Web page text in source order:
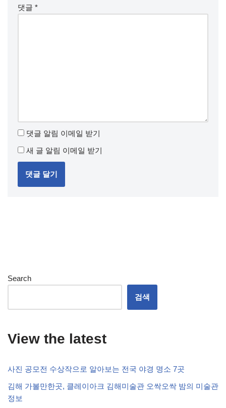
댓글 *
댓글 알림 이메일 받기
새 글 알림 이메일 받기
Search
검색
View the latest
사진 공모전 수상작으로 알아보는 전국 야경 명소 7곳
김해 가볼만한곳, 클레이아크 김해미술관 오싹오싹 밤의 미술관
정보